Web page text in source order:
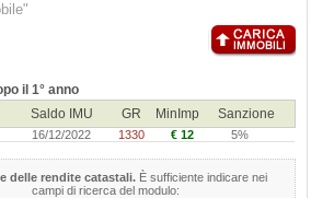
il 1° anno
Saldo IMU GR MinImp Sanzione
16/12/2022 1330 € 12 5%
delle rendite catastali. È sufficiente indicare nei
campi di ricerca del modulo: